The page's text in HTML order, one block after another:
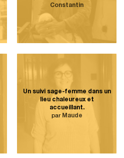
Constantin
Un suivi sage-femme dans un
lieu chaleureux et
accueillant.
par Maude